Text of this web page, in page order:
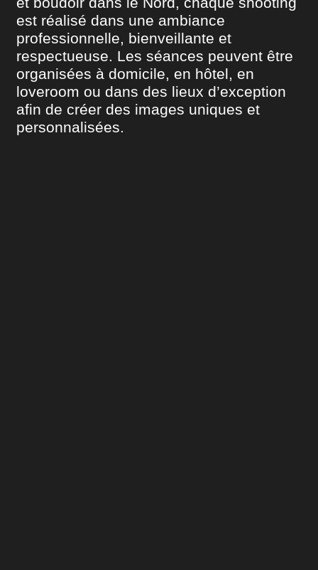
est réalisé dans une ambiance
professionnelle, bienveillante et
respectueuse. Les séances peuvent être
organisées à domicile, en hôtel, en
loveroom ou dans des lieux d’exception
afin de créer des images uniques et
personnalisées.